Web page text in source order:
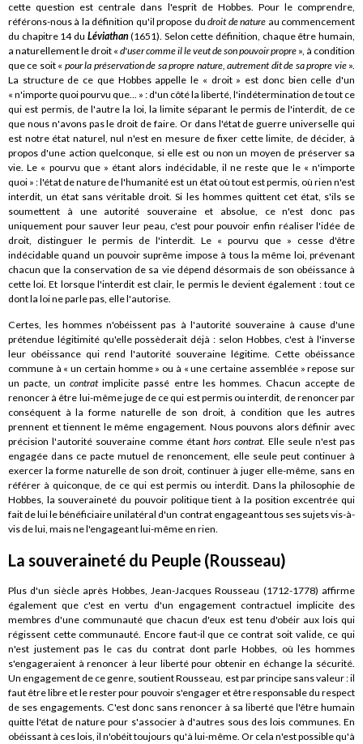
cette question est centrale dans l'esprit de Hobbes. Pour le comprendre,
référons-nous à la définition qu'il propose dudroit de nature au commencement
du chapitre 14 du Léviathan(1651). Selon cette définition, chaque être humain,
a naturellement le droit « d'user comme il le veut de son pouvoir propre », à condition
que ce soit « pour la préservation de sa propre nature, autrement dit de sa propre vie».
La structure de ce que Hobbes appelle le « droit » est donc bien celle d'un
« n'importe quoi pourvu que... » : d'un côté la liberté, l'indétermination de tout ce
qui est permis, de l'autre la loi, la limite séparant le permis de l'interdit, de ce
que nous n'avons pas le droit de faire. Or dans l'état de guerre universelle qui
est notre état naturel, nul n'est en mesure de fixer cette limite, de décider, à
propos d'une action quelconque, si elle est ou non un moyen de préserver sa
vie. Le « pourvu que » étant alors indécidable, il ne reste que le « n'importe
quoi » : l'état de nature de l'humanité est un état où tout est permis, où rien n'est
interdit, un état sans véritable droit. Si les hommes quittent cet état, s'ils se
soumettent à une autorité souveraine et absolue, ce n'est donc pas
uniquement pour sauver leur peau, c'est pour pouvoir enfin réaliser l'idée de
droit, distinguer le permis de l'interdit. Le « pourvu que » cesse d'être
indécidable quand un pouvoir suprême impose à tous la même loi, prévenant
chacun que la conservation de sa vie dépend désormais de son obéissance à
cette loi. Et lorsque l'interdit est clair, le permis le devient également : tout ce
dont la loi ne parle pas, elle l'autorise.
Certes, les hommes n'obéissent pas à l'autorité souveraine à caused'une
prétendue légitimité qu'elle possèderait déjà : selon Hobbes, c'est à l'inverse
leur obéissance qui rend l'autorité souveraine légitime. Cette obéissance
commune à «un certain homme» ou à «une certaine assemblée» repose sur
un pacte, uncontratimplicite passé entre les hommes. Chacun accepte de
renoncer à être lui-même juge de ce qui est permis ou interdit, de renoncer par
conséquent à la forme naturelle de son droit, à condition que les autres
prennent et tiennent le même engagement. Nous pouvons alors définir avec
précision l'autorité souveraine comme étant hors contrat. Elle seule n'est pas
engagée dans ce pacte mutuel de renoncement, elle seule peut continuer à
exercer la forme naturelle de son droit, continuer à juger elle-même, sans en
référer à quiconque, de ce qui est permis ou interdit. Dans la philosophie de
Hobbes, la souveraineté du pouvoir politique tient à la position excentrée qui
fait de lui le bénéficiaire unilatéral d'un contrat engageant tous ses sujets vis-à-
vis de lui, mais ne l'engageant lui-même en rien.
La souveraineté du Peuple (Rousseau)
Plus d'un siècle après Hobbes, Jean-Jacques Rousseau (1712-1778) affirme
également que c'est en vertu d'un engagement contractuel implicite des
membres d'une communauté que chacun d'eux est tenu d'obéir aux lois qui
régissent cette communauté. Encore faut-il que ce contrat soit valide, ce qui
n'est justement pas le cas du contrat dont parle Hobbes, où les hommes
s'engageraient à renoncer à leur liberté pour obtenir en échange la sécurité.
Un engagement de ce genre, soutient Rousseau, est par principe sans valeur : il
faut être libre et le rester pour pouvoir s'engager et être responsable du respect
de ses engagements. C'est donc sans renoncer à sa liberté que l'être humain
quitte l'état de nature pour s'associer à d'autres sous des lois communes. En
obéissant à ces lois, il n'obéit toujours qu'à lui-même. Or cela n'est possible qu'à